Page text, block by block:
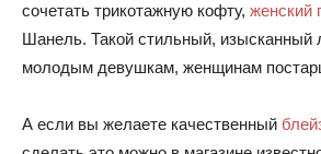
сочетать трикотажную кофту, женский
Шанель. Такой стильный, изысканный
молодым девушкам, женщинам
А если вы желаете качественный